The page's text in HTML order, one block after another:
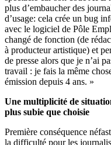
plus d’embaucher des
d’usage: cela crée un bug
avec le logiciel de Pôle
changé de fonction (de
à producteur artistique) et
de presse alors que je n’ai
travail : je fais la même
émission depuis 4 ans. »
Une multiplicité de
plus subie que choisie
Première conséquence
la difficulté pour les